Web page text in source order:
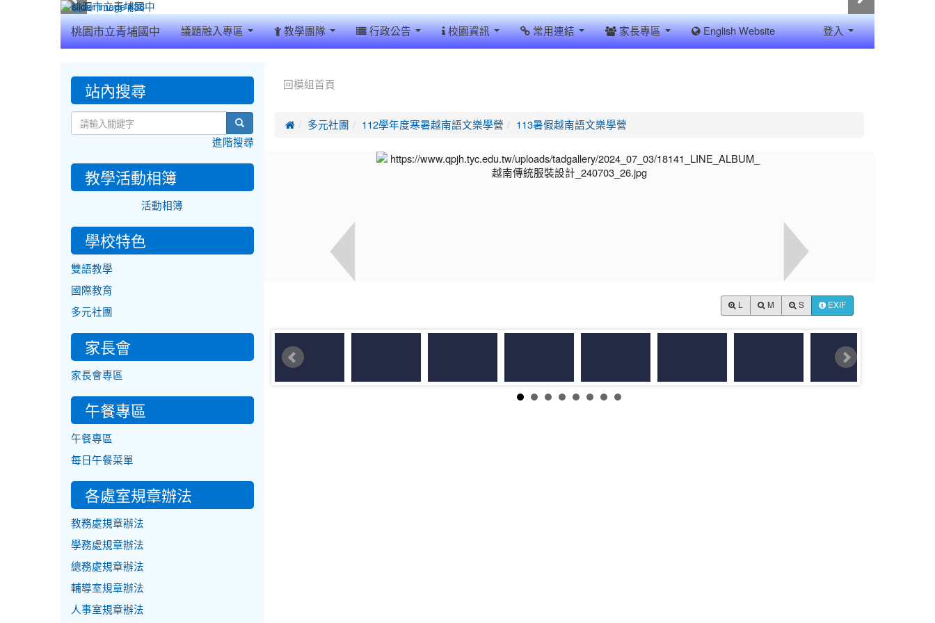
桃園市立青埔國中 議題融入專區 教學團隊 行政公告 校園資訊 常用連結 家長專區 English Website 登入
回模組首頁
 多元社團 112學年度寒暑越南語文樂學營 113暑假越南語文樂學營
M S EXIF
::: 站內搜尋
search
進階搜尋
教學活動相簿
活動相簿
學校特色
雙語教學
國際教育
多元社團
家長會
家長會專區
午餐專區
午餐專區
每日午餐菜單
各處室規章辦法
教務處規章辦法
學務處規章辦法
總務處規章辦法
輔導室規章辦法
人事室規章辦法